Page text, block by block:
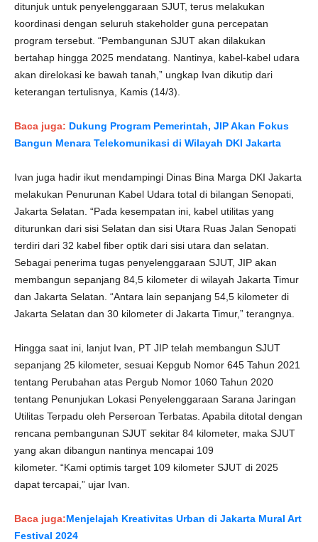
ditunjuk untuk penyelenggaraan SJUT, terus melakukan
koordinasi dengan seluruh stakeholder guna percepatan
program tersebut. “Pembangunan SJUT akan dilakukan
bertahap hingga 2025 mendatang. Nantinya, kabel-kabel udara
akan direlokasi ke bawah tanah,” ungkap Ivan dikutip dari
keterangan tertulisnya, Kamis (14/3).
Baca juga: Dukung Program Pemerintah, JIP Akan Fokus
Bangun Menara Telekomunikasi di Wilayah DKI Jakarta
Ivan juga hadir ikut mendampingi Dinas Bina Marga DKI Jakarta
melakukan Penurunan Kabel Udara total di bilangan Senopati,
Jakarta Selatan. “Pada kesempatan ini, kabel utilitas yang
diturunkan dari sisi Selatan dan sisi Utara Ruas Jalan Senopati
terdiri dari 32 kabel fiber optik dari sisi utara dan selatan.
Sebagai penerima tugas penyelenggaraan SJUT, JIP akan
membangun sepanjang 84,5 kilometer di wilayah Jakarta Timur
dan Jakarta Selatan. “Antara lain sepanjang 54,5 kilometer di
Jakarta Selatan dan 30 kilometer di Jakarta Timur,” terangnya.​​​​​​
Hingga saat ini, lanjut Ivan, PT JIP telah membangun SJUT
sepanjang 25 kilometer, sesuai Kepgub Nomor 645 Tahun 2021
tentang Perubahan atas Pergub Nomor 1060 Tahun 2020
tentang Penunjukan Lokasi Penyelenggaraan Sarana Jaringan
Utilitas Terpadu oleh Perseroan Terbatas. Apabila ditotal dengan
rencana pembangunan SJUT sekitar 84 kilometer, maka SJUT
yang akan dibangun nantinya mencapai 109
kilometer. “Kami optimis target 109 kilometer SJUT di 2025
dapat tercapai,” ujar Ivan.
Baca juga:Menjelajah Kreativitas Urban di Jakarta Mural Art
Festival 2024